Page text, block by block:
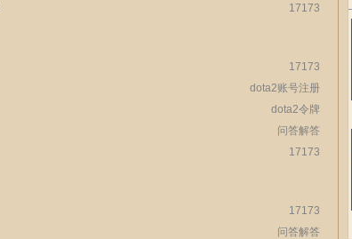
17173
17173
dota2账号注册
dota2令牌
问答解答
17173
17173
问答解答